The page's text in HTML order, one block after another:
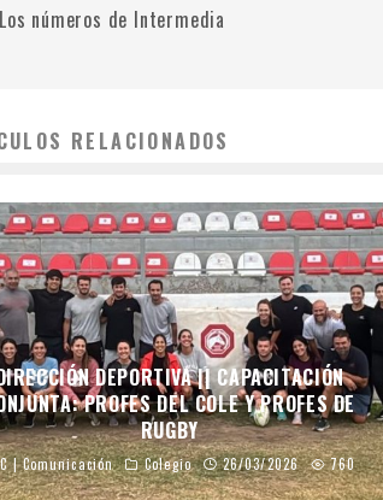
Los números de Intermedia
RELACIONADOS
DEPORTIVA || CAPACITACIÓN
PROFES DEL COLE Y PROFES DE
RUGBY
| Comunicación Colegio 26/03/2026 760